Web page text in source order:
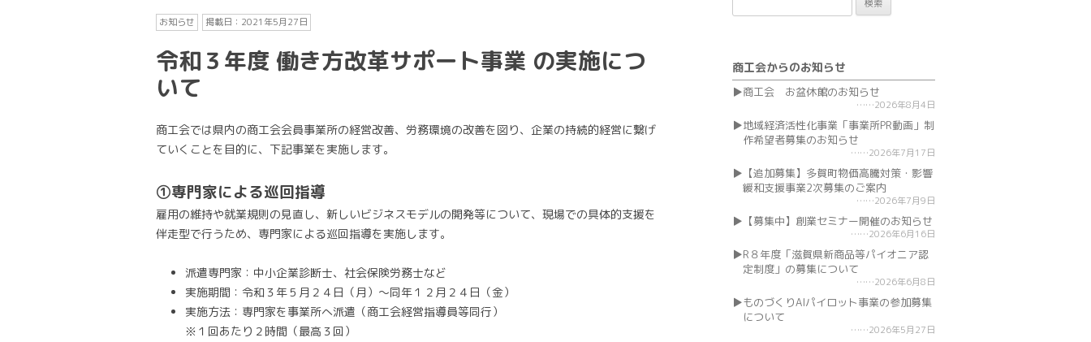
お知らせ 掲載日： 2021年5月27日
令和３年度 働き方改革サポート事業 の実施につ
いて
商工会では県内の商工会会員事業所の経営改善、労務環境の改善を図り、企業の持続的経営に繋げ
ていくことを目的に、下記事業を実施します。
①専門家による巡回指導
雇用の維持や就業規則の見直し、新しいビジネスモデルの開発等について、現場での具体的支援を
伴走型で行うため、専門家による巡回指導を実施します。
派遣専門家：中小企業診断士、社会保険労務士など
実施期間：令和３年５月２４日（月）～同年１２月２４日（金）
実施方法：専門家を事業所へ派遣（商工会経営指導員等同行）
※１回あたり２時間（最高３回）
索:
商工会からのお知らせ
商工会 お盆休館のお知らせ
2026年8月4日
地域経済活性化事業「事業所PR動画」制
作希望者募集のお知らせ
2026年7月17日
【追加募集】多賀町物価高騰対策・影響
緩和支援事業2次募集のご案内
2026年7月9日
【募集中】創業セミナー開催のお知らせ
2026年6月16日
R８年度「滋賀県新商品等パイオニア認
定制度」の募集について
2026年6月8日
ものづくりAIパイロット事業の参加募集
について
2026年5月27日